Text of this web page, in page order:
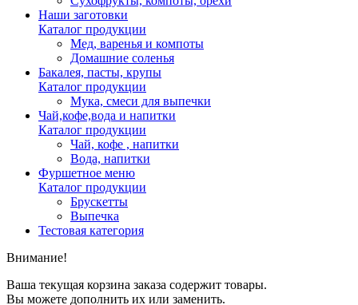
Наши заготовки
Каталог продукции
Мед, варенья и компоты
Домашние соленья
Бакалея, пасты, крупы
Каталог продукции
Мука, смеси для выпечки
Чай,кофе,вода и напитки
Каталог продукции
Чай, кофе , напитки
Вода, напитки
Фуршетное меню
Каталог продукции
Брускетты
Выпечка
Тестовая категория
Внимание!
Ваша текущая корзина заказа содержит товары.
Вы можете дополнить их или заменить.